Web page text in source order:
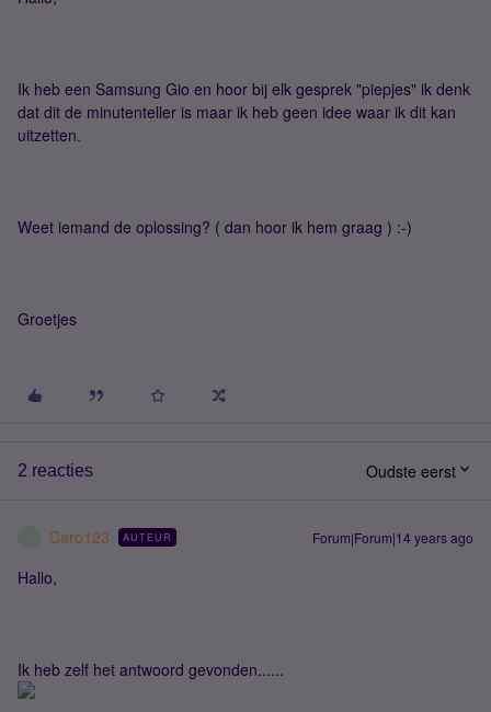
Ik heb een Samsung Gio en hoor bij elk gesprek "piepjes" ik denk
dat dit de minutenteller is maar ik heb geen idee waar ik dit kan
uitzetten.
Weet iemand de oplossing? ( dan hoor ik hem graag ) :-)
Groetjes
2 reacties Oudste eerst
Caro123 AUTEUR Forum|Forum|14 years ago
Hallo,
Ik heb zelf het antwoord gevonden......